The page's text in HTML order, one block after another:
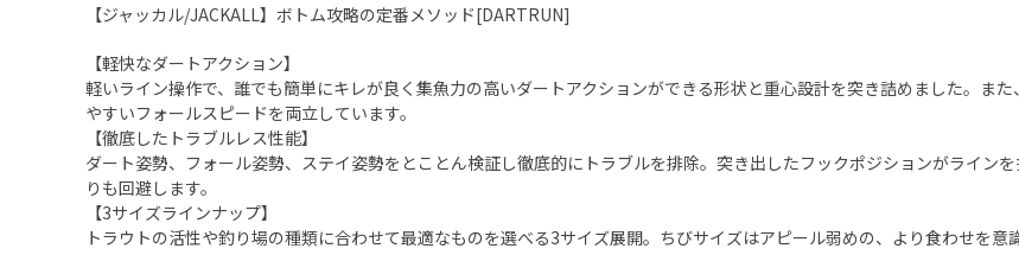
【ジャッカル/JACKALL】ボトム攻略の定番メソッド[DARTRUN]
【軽快なダートアクション】
軽いライン操作で、誰でも簡単にキレが良く集魚力の高いダートアクションができる形状と重心設計を突き詰めました。ま
やすいフォールスピードを両立しています。
【徹底したトラブルレス性能】
ダート姿勢、フォール姿勢、ステイ姿勢をとことん検証し徹底的にトラブルを排除。突き出したフックポジションがライン
りも回避します。
【3サイズラインナップ】
トラウトの活性や釣り場の種類に合わせて最適なものを選べる3サイズ展開。ちびサイズはアピール弱めの、より食わせを意